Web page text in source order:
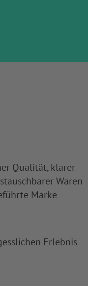
Qualität, klarer
Waren
Marke
Erlebnis